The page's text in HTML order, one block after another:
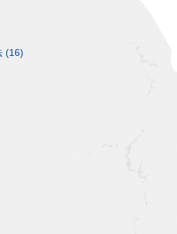
(16)